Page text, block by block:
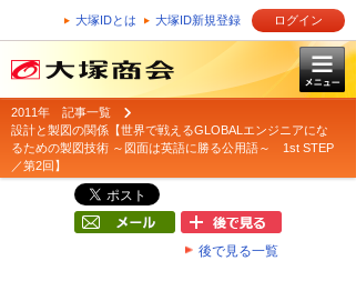
大塚IDとは 大塚ID新規登録 ログイン
2011年 記事一覧
設計と製図の関係【世界で戦えるGLOBALエンジニアにな
るための製図技術 ～図面は英語に勝る公用語～ 1st STEP
／第2回】
後で見る一覧